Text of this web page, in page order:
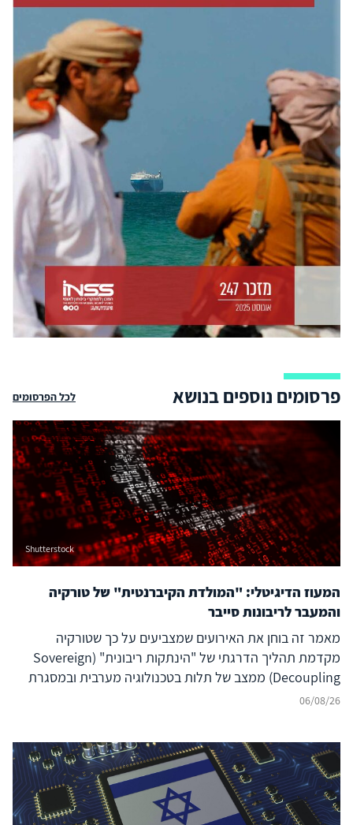
פרסומים נוספים בנושא לכל הפרסומים
Shutterstock
המעוז הדיגיטלי: "המולדת הקיברנטית" של טורקיה
והמעבר לריבונות סייבר
מאמר זה בוחן את האירועים שמצביעים על כך שטורקיה
מקדמת תהליך הדרגתי של "הינתקות ריבונית" (Sovereign
Decoupling) ממצב של תלות בטכנולוגיה מערבית ובמסגרת
ברית נאט"ו לעבר בניית יכולת סייבר עצמאית ולמעצמת סייבר
מעבר לגבולותיה. להשלכות על הביטחון האזורי – בפרט עבור
ישראל, יוון, קפריסין ויכולת הפעולה המשותפת
(Interoperability) של נאט"ו – נודעת משמעות רבה, המחייבת
בחינה אסטרטגית קפדנית.
06/08/26